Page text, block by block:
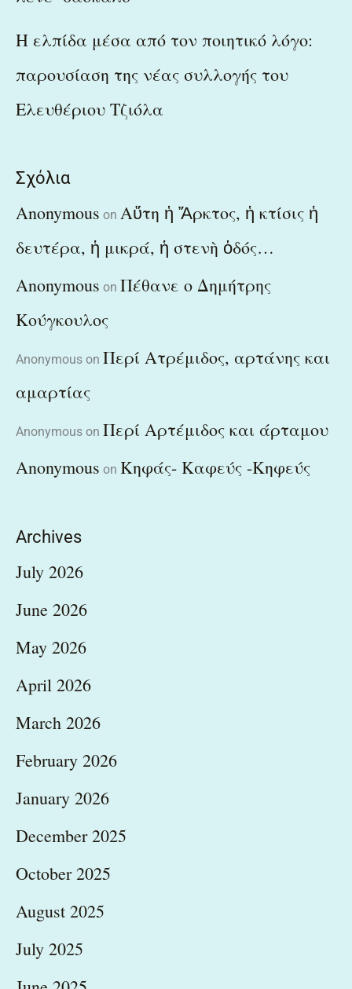
Η ελπίδα μέσα από τον ποιητικό λόγο:
παρουσίαση της νέας συλλογής του
Ελευθέριου Τζιόλα
Σχόλια
Anonymous on Αὕτη ἡ Ἄρκτος, ἡ κτίσις ἡ
δευτέρα, ἡ μικρά, ἡ στενὴ ὁδός…
Anonymous on Πέθανε ο Δημήτρης
Κούγκουλος
Anonymous on Περί Ατρέμιδος, αρτάνης και
αμαρτίας
Anonymous on Περί Αρτέμιδος και άρταμου
Anonymous on Κηφάς- Καφεύς -Κηφεύς
Archives
July 2026
June 2026
May 2026
April 2026
March 2026
February 2026
January 2026
December 2025
October 2025
August 2025
July 2025